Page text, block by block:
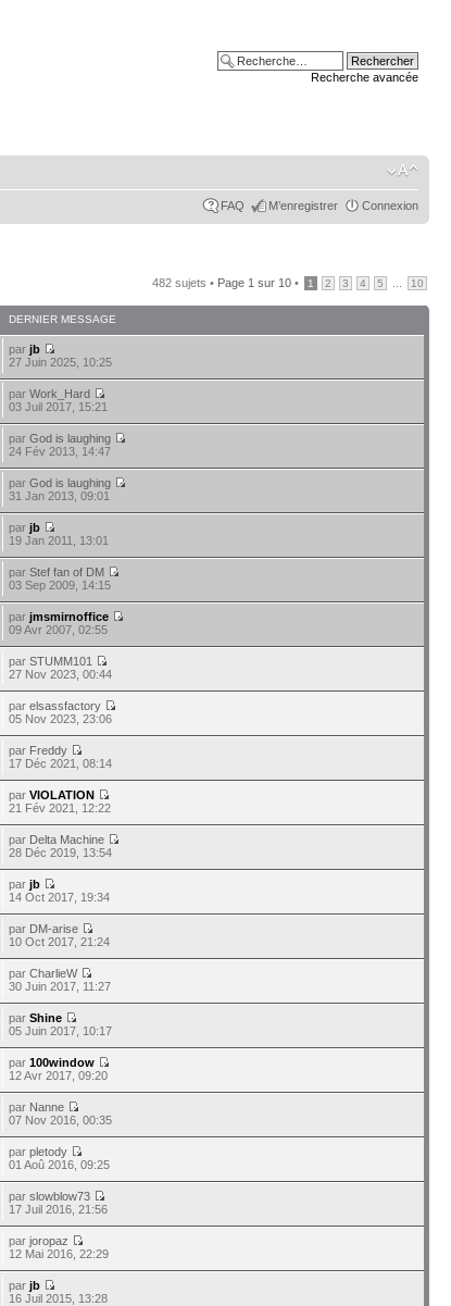
Recherche avancée
FAQ M’enregistrer Connexion
482 sujets • Page 1 sur 10 • 1 2 3 4 5 10
DERNIER MESSAGE
parjb
27 Juin 2025, 10:25
parWork_Hard
03 Juil 2017, 15:21
parGod is laughing
24 Fév 2013, 14:47
parGod is laughing
31 Jan 2013, 09:01
parjb
19 Jan 2011, 13:01
parStef fan of DM
03 Sep 2009, 14:15
parjmsmirnoffice
09 Avr 2007, 02:55
parSTUMM101
27 Nov 2023, 00:44
parelsassfactory
05 Nov 2023, 23:06
par Freddy
17 Déc 2021, 08:14
parVIOLATION
21 Fév 2021, 12:22
par Delta Machine
28 Déc 2019, 13:54
parjb
14 Oct 2017, 19:34
par DM-arise
10 Oct 2017, 21:24
parCharlieW
30 Juin 2017, 11:27
parShine
05 Juin 2017, 10:17
par100window
12 Avr 2017, 09:20
par Nanne
07 Nov 2016, 00:35
parpletody
01 Aoû 2016, 09:25
parslowblow73
17 Juil 2016, 21:56
parjoropaz
12 Mai 2016, 22:29
parjb
16 Juil 2015, 13:28